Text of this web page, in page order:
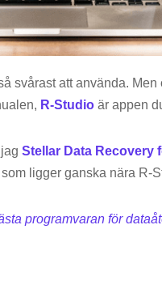
svårast att använda.
R-Studio är appen
Stellar Data Recovery
ligger ganska nära R-
programvaran för